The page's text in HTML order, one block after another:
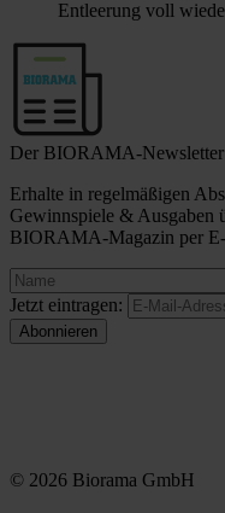
Entleerung voll
Der BIORAMA-Newsletter
Erhalte in regelmäßigen
Gewinnspiele & Ausgaben
BIORAMA-Magazin per
Jetzt eintragen:
© 2026 Biorama GmbH